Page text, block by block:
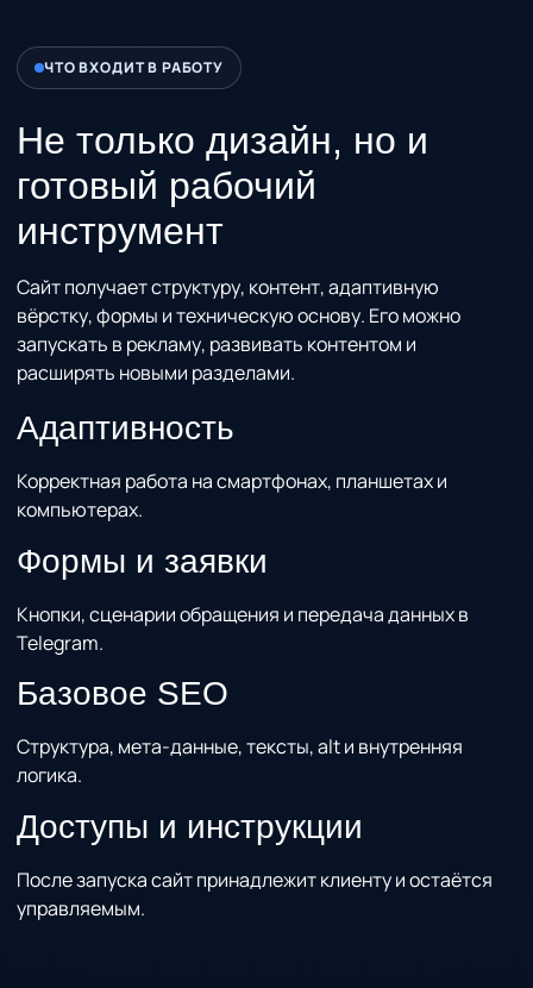
ЧТО ВХОДИТ В РАБОТУ
Не только дизайн, но и
готовый рабочий
инструмент
Сайт получает структуру, контент, адаптивную
вёрстку, формы и техническую основу. Его можно
запускать в рекламу, развивать контентом и
расширять новыми разделами.
Адаптивность
Корректная работа на смартфонах, планшетах и
компьютерах.
Формы и заявки
Кнопки, сценарии обращения и передача данных в
Telegram.
Базовое SEO
Структура, мета-данные, тексты, alt и внутренняя
логика.
Доступы и инструкции
После запуска сайт принадлежит клиенту и остаётся
управляемым.